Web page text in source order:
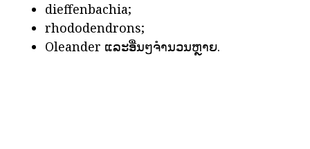
dieffenbachia;
rhododendrons;
Oleander ແລະອື່ນໆຈໍານວນຫຼາຍ.